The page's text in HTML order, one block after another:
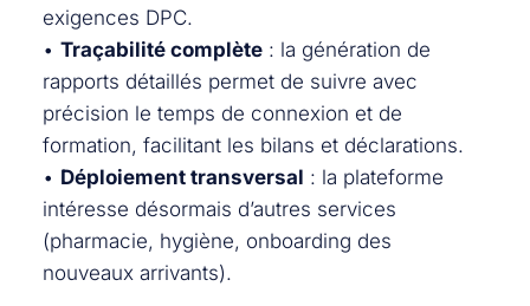
exigences DPC.
• Traçabilité complète: la génération de
rapports détaillés permet de suivre avec
précision le temps de connexion et de
formation, facilitant les bilans et déclarations.
• Déploiement transversal : la plateforme
intéresse désormais d’autres services
(pharmacie, hygiène, onboarding des
nouveaux arrivants).